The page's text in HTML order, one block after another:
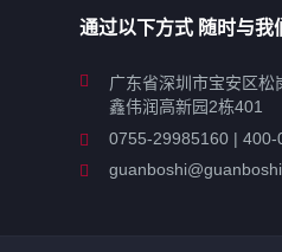
通过以下方式 随时与我
广东省深圳市宝安区
鑫伟润高新园2栋401
0755-29985160 | 400-